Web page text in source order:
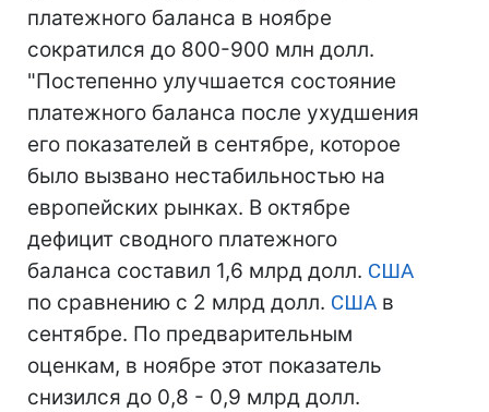
платежного баланса в ноябре
сократился до 800-900 млн долл.
"Постепенно улучшается состояние
платежного баланса после ухудшения
его показателей в сентябре, которое
было вызвано нестабильностью на
европейских рынках. В октябре
дефицит сводного платежного
баланса составил 1,6 млрд долл. США
по сравнению с 2 млрд долл. США в
сентябре. По предварительным
оценкам, в ноябре этот показатель
снизился до 0,8 - 0,9 млрд долл.